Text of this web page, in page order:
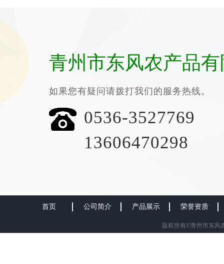
青州市东风农产品
如果您有疑问请拨打我们的服务热线。
0536-3527769
13606470298
首页 公司简介 产品展示 荣誉资质
版权所有©青州市东